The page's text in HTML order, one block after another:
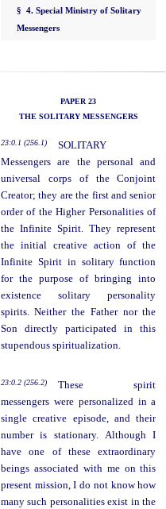
§ 4. Special Ministry of Solitary
Messengers
PAPER 23
THE SOLITARY MESSENGERS
23:0.1 (256.1)
SOLITARY
Messengers are the personal and
universal corps of the Conjoint
Creator; they are the first and senior
order of the Higher Personalities of
the Infinite Spirit. They represent
the initial creative action of the
Infinite Spirit in solitary function
for the purpose of bringing into
existence solitary personality
spirits. Neither the Father nor the
Son directly participated in this
stupendous spiritualization.
23:0.2 (256.2)
These spirit
messengers were personalized in a
single creative episode, and their
number is stationary. Although I
have one of these extraordinary
beings associated with me on this
present mission, I do not know how
many such personalities exist in the